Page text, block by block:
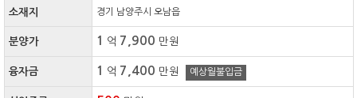
소재지 경기 남양주시 오남읍
분양가 1 억 7,900 만원
융자금 1 억 7,400 만원 예상월불입금